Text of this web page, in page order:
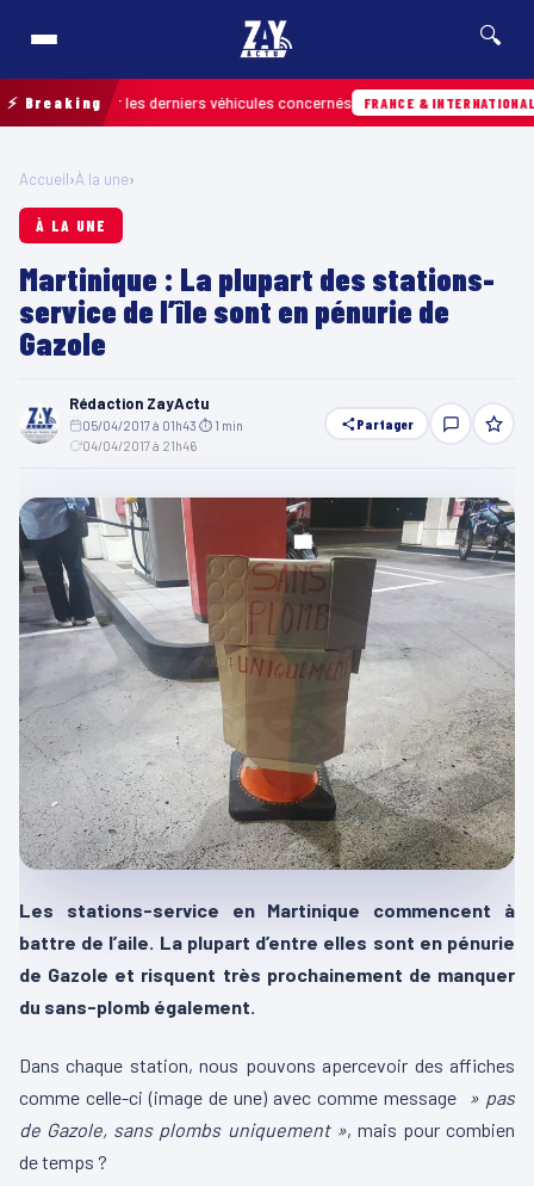
🔍
⚡ Breakingles derniers véhicules concernés FRANCE & INTERNATIONALE
Accueil›À la une›
À LA UNE
Martinique : La plupart des stations-
service de l’île sont en pénurie de
Gazole
Rédaction ZayActu
05/04/2017 à 01h43 ⏱ 1 min
04/04/2017 à 21h46
Partager
Les stations-service en Martinique commencent à
battre de l’aile. La plupart d’entre elles sont en pénurie
de Gazole et risquent très prochainement de manquer
du sans-plomb également.
Dans chaque station, nous pouvons apercevoir des affiches
comme celle-ci (image de une) avec comme message
» pas
de Gazole, sans plombs uniquement », mais pour combien
de temps ?